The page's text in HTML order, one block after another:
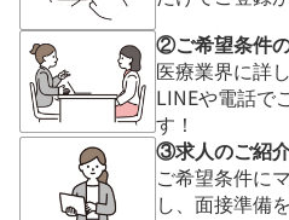
②ご希望条件
医療業界に詳
LINEや電話で
す！
③求人のご紹
ご希望条件に
し、面接準備